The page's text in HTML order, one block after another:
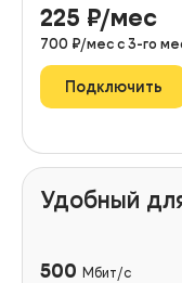
225 ₽/мес
700 ₽/мес с 3-го
Подключить
Удобный
500 Мбит/с